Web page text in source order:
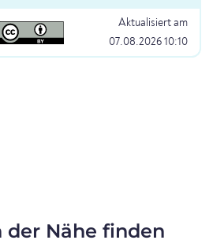
Aktualisiert am
07.08.2026 10:10
Nähe finden